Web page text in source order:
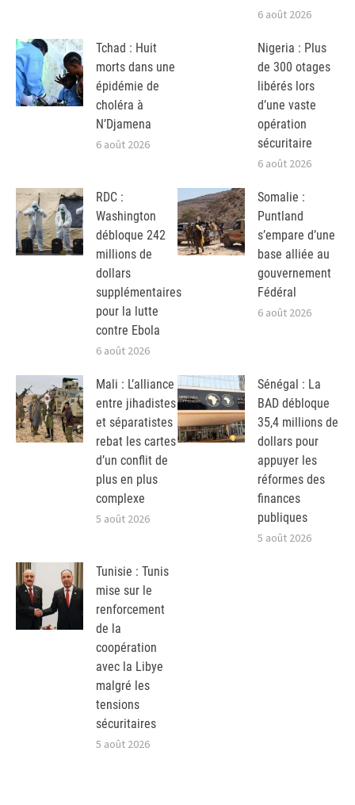
6 août 2026
Tchad : Huit
morts dans une
épidémie de
choléra à
N’Djamena
6 août 2026
Nigeria : Plus
de 300 otages
libérés lors
d’une vaste
opération
sécuritaire
6 août 2026
RDC :
Washington
débloque 242
millions de
dollars
supplémentaires
pour la lutte
contre Ebola
6 août 2026
Somalie :
Puntland
s’empare d’une
base alliée au
gouvernement
Fédéral
6 août 2026
Mali : L’alliance
entre jihadistes
et séparatistes
rebat les cartes
d’un conflit de
plus en plus
complexe
5 août 2026
Sénégal : La
BAD débloque
35,4 millions de
dollars pour
appuyer les
réformes des
finances
publiques
5 août 2026
Tunisie : Tunis
mise sur le
renforcement
de la
coopération
avec la Libye
malgré les
tensions
sécuritaires
5 août 2026